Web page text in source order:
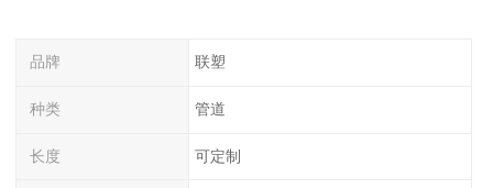
品牌 联塑
种类 管道
长度 可定制